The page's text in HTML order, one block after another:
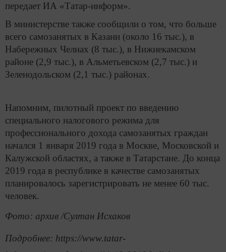
передает ИА «Татар-информ».
В министерстве также сообщили о том, что больше
всего самозанятых в Казани (около 16 тыс.), в
Набережных Челнах (8 тыс.), в Нижнекамском
районе (2,9 тыс.), в Альметьевском (2,7 тыс.) и
Зеленодольском (2,1 тыс.) районах.
Напомним, пилотный проект по введению
специального налогового режима для
профессионального дохода самозанятых граждан
начался 1 января 2019 года в Москве, Московской и
Калужской областях, а также в Татарстане. До конца
2019 года в республике в качестве самозанятых
планировалось зарегистрировать не менее 60 тыс.
человек.
Фото: архив /Султан Исхаков
Подробнее: https://www.tatar-